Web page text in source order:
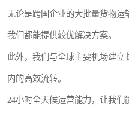
无论是跨国企业的大批量货物运
我们都能提供较优解决方案。
此外，我们与全球主要机场建立
内的高效流转。
24小时全天候运营能力，让我们